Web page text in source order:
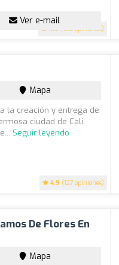
4.9 (138 opiniones)
Ver e-mail
4.9 (127 opiniones)
Mapa
la creación y entrega de
ciudad de Cali.
Seguir leyendo
De Flores En
Mapa